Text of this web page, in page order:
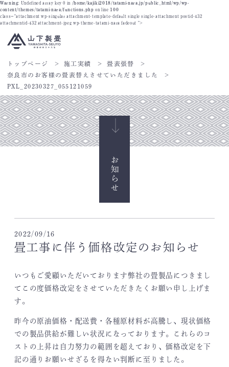
Warning: Undefined array key 0 in /home/kajiki2018/tatami-nara.jp/public_html/wp/wp-
content/themes/tatami-nara/functions.php on line 100
class="attachment wp-singular attachment-template-default single single-attachment postid-432
attachmentid-432 attachment-jpeg wp-theme-tatami-nara fadeout ">
トップページ 施工実績
畳表張替
奈良市のお客様の畳表替えさせていただきました
PXL_20230327_055121059
お知らせ
2022/09/16
畳工事に伴う価格改定のお知らせ
いつもご愛顧いただいております弊社の畳製品につきまし
てこの度価格改定をさせていただきたくお願い申し上げま
す。
昨今の原油価格・配送費・各種原材料が高騰し、現状価格
での製品供給が難しい状況になっております。これらのコ
ストの上昇は自力努力の範囲を超えており、価格改定を下
記の通りお願いせざるを得ない判断に至りました。